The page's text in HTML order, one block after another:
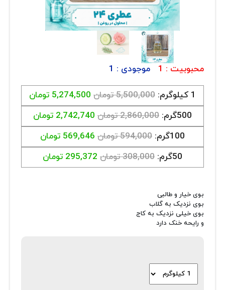
تجهیزات آزمایشگاهی پلاستیکی
دستگاه های دیجیتال
محصولات آرایشی و بهداشتی
قهوه
همه محصولات
محبوبیت : 1 موجودی : 1
1 کیلوگرم: 5,500,000 تومان
5,274,500 تومان
500گرم:
2,860,000 تومان
2,742,740 تومان
100گرم:
594,000 تومان
569,646 تومان
50گرم:
308,000 تومان 295,372 تومان
بوی خیار و طالبی
بوی نزدیک به گلاب
بوی خیلی نزدیک به کاج
و رایحه خنک دارد